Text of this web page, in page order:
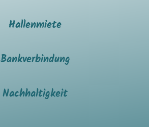
Hallenmiete
Bankverbindung
Nachhaltigkeit